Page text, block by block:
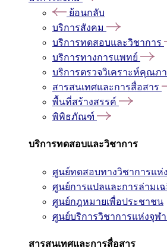
ย้อนกลับ
บริการสังคม
บริการทดสอบและวิชาการ
บริการทางการแพทย์
บริการตรวจวิเคราะห์คุณภ
สารสนเทศและการสื่อสาร
พื้นที่สร้างสรรค์
พิพิธภัณฑ์
บริการทดสอบและวิชาการ
ศูนย์ทดสอบทางวิชาการแห่
ศูนย์การแปลและการล่ามเ
ศูนย์กฎหมายเพื่อประชาชน
ศูนย์บริการวิชาการแห่งจุฬ
สารสนเทศและการสื่อสาร